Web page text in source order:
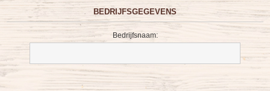
BEDRIJFSGEGEVENS
Bedrijfsnaam: